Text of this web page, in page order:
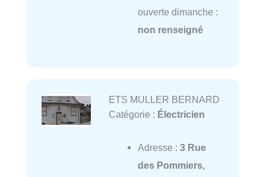
ouverte dimanche :
non renseigné
ETS MULLER BERNARD
Catégorie : Électricien
Adresse : 3 Rue
des Pommiers,